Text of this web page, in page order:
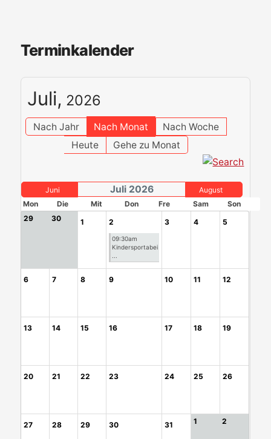
Terminkalender
Juli, 2026
Nach Jahr Nach Monat
Nach Woche
Heute
Gehe zu Monat
Juni Juli 2026
August
Mon
Die Mit Don Fre Sam
Son
29
30 1 2
09:30am
Kindersportabei
3 4 5
6 7 8 9 10 11 12
13 14 15 16 17 18 19
20 21 22 23 24 25 26
27 28 29 30 31 1 2